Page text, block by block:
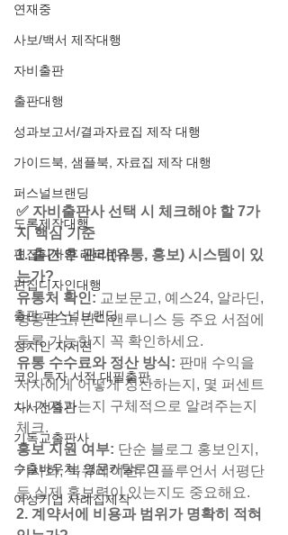
연재중
사보/백서 제작대행
자비출판
출판대행
성과보고서/결과자료집 제작 대행
가이드북, 샘플북, 자료집 제작 대행
퍼스널브랜딩
도록제작대행
편집디자인 레퍼런스
편집디자인대행
출판 퍼스널브랜딩
정치인 자서전
코인 투자 서적 대필출판
자서전출판
기독교출판사
수출바우처, 영문카탈로그
여성기업 사례집제작
✅ 자비출판사 선택 시 체크해야 할 7가
지 핵심 기준
1. 출간 후 관리(유통, 홍보) 시스템이 있
는가?
유통처 확인: 교보문고, 예스24, 알라딘,
영풍문고, 반디앤루니스 등 주요 서점에
등록 가능한지 꼭 확인하세요.
유통 수수료와 정산 방식: 판매 수익을
저자에게 어떻게 정산하는지, 몇 퍼센트
나 가져가는지 구체적으로 알려주는지
체크.
홍보 지원 여부: 단순 블로그 홍보인지,
기사화, 북큐레이션, 인플루언서 서평단
등 실제 홍보력이 있는지도 중요해요.
2. 계약서에 비용과 범위가 명확히 적혀